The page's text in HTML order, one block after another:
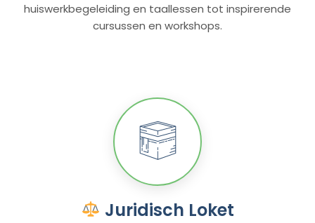
huiswerkbegeleiding en taallessen tot inspirerende
cursussen en workshops.
Juridisch Loket